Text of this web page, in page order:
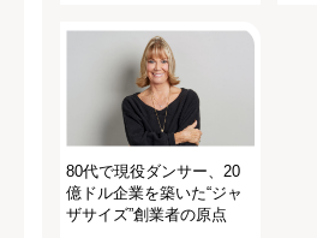
80代で現役ダンサー、20
億ドル企業を築いた“ジャ
ザサイズ”創業者の原点